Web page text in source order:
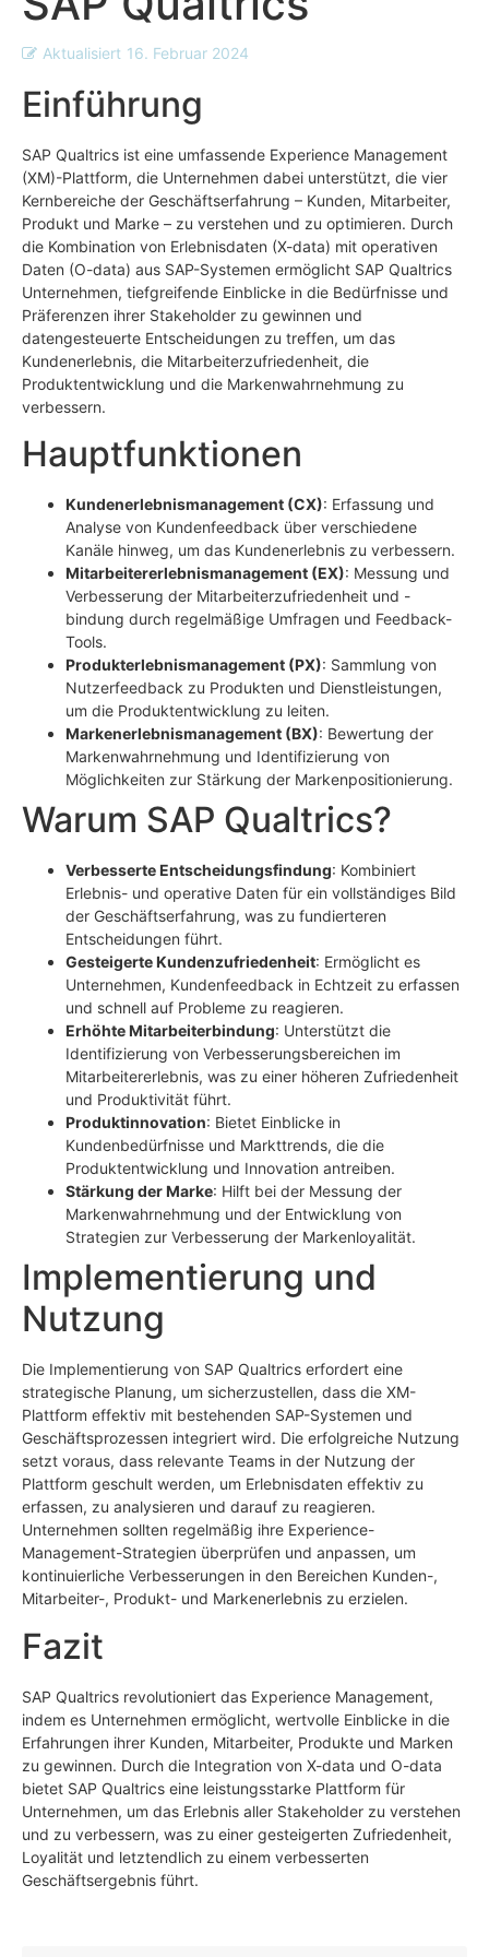
Aktualisiert 16. Februar 2024
Einführung
SAP Qualtrics ist eine umfassende Experience Management
(XM)-Plattform, die Unternehmen dabei unterstützt, die vier
Kernbereiche der Geschäftserfahrung – Kunden, Mitarbeiter,
Produkt und Marke – zu verstehen und zu optimieren. Durch
die Kombination von Erlebnisdaten (X-data) mit operativen
Daten (O-data) aus SAP-Systemen ermöglicht SAP Qualtrics
Unternehmen, tiefgreifende Einblicke in die Bedürfnisse und
Präferenzen ihrer Stakeholder zu gewinnen und
datengesteuerte Entscheidungen zu treffen, um das
Kundenerlebnis, die Mitarbeiterzufriedenheit, die
Produktentwicklung und die Markenwahrnehmung zu
verbessern.
Hauptfunktionen
Kundenerlebnismanagement (CX): Erfassung und
Analyse von Kundenfeedback über verschiedene
Kanäle hinweg, um das Kundenerlebnis zu verbessern.
Mitarbeitererlebnismanagement (EX): Messung und
Verbesserung der Mitarbeiterzufriedenheit und -
bindung durch regelmäßige Umfragen und Feedback-
Tools.
Produkterlebnismanagement (PX): Sammlung von
Nutzerfeedback zu Produkten und Dienstleistungen,
um die Produktentwicklung zu leiten.
Markenerlebnismanagement (BX): Bewertung der
Markenwahrnehmung und Identifizierung von
Möglichkeiten zur Stärkung der Markenpositionierung.
Warum SAP Qualtrics?
Verbesserte Entscheidungsfindung: Kombiniert
Erlebnis- und operative Daten für ein vollständiges Bild
der Geschäftserfahrung, was zu fundierteren
Entscheidungen führt.
Gesteigerte Kundenzufriedenheit: Ermöglicht es
Unternehmen, Kundenfeedback in Echtzeit zu erfassen
und schnell auf Probleme zu reagieren.
Erhöhte Mitarbeiterbindung: Unterstützt die
Identifizierung von Verbesserungsbereichen im
Mitarbeitererlebnis, was zu einer höheren Zufriedenheit
und Produktivität führt.
Produktinnovation: Bietet Einblicke in
Kundenbedürfnisse und Markttrends, die die
Produktentwicklung und Innovation antreiben.
Stärkung der Marke: Hilft bei der Messung der
Markenwahrnehmung und der Entwicklung von
Strategien zur Verbesserung der Markenloyalität.
Implementierung und
Nutzung
Die Implementierung von SAP Qualtrics erfordert eine
strategische Planung, um sicherzustellen, dass die XM-
Plattform effektiv mit bestehenden SAP-Systemen und
Geschäftsprozessen integriert wird. Die erfolgreiche Nutzung
setzt voraus, dass relevante Teams in der Nutzung der
Plattform geschult werden, um Erlebnisdaten effektiv zu
erfassen, zu analysieren und darauf zu reagieren.
Unternehmen sollten regelmäßig ihre Experience-
Management-Strategien überprüfen und anpassen, um
kontinuierliche Verbesserungen in den Bereichen Kunden-,
Mitarbeiter-, Produkt- und Markenerlebnis zu erzielen.
Fazit
SAP Qualtrics revolutioniert das Experience Management,
indem es Unternehmen ermöglicht, wertvolle Einblicke in die
Erfahrungen ihrer Kunden, Mitarbeiter, Produkte und Marken
zu gewinnen. Durch die Integration von X-data und O-data
bietet SAP Qualtrics eine leistungsstarke Plattform für
Unternehmen, um das Erlebnis aller Stakeholder zu verstehen
und zu verbessern, was zu einer gesteigerten Zufriedenheit,
Loyalität und letztendlich zu einem verbesserten
Geschäftsergebnis führt.